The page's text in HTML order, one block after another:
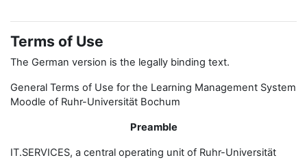
Terms of Use
The German version is the legally binding text.
General Terms of Use for the Learning Management System
Moodle of Ruhr-Universität Bochum
Preamble
IT.SERVICES, a central operating unit of Ruhr-Universität